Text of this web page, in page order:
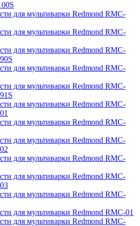
для мультиварки Redmond RMC-
для мультиварки Redmond RMC-
для мультиварки Redmond RMC-
для мультиварки Redmond RMC-
для мультиварки Redmond RMC-
для мультиварки Redmond RMC-
для мультиварки Redmond RMC-
для мультиварки Redmond RMC-
для мультиварки Redmond RMC-
для мультиварки Redmond RMC-
для мультиварки Redmond RMC-
для мультиварки Redmond RMC-01
для мультиварки Redmond RMC-